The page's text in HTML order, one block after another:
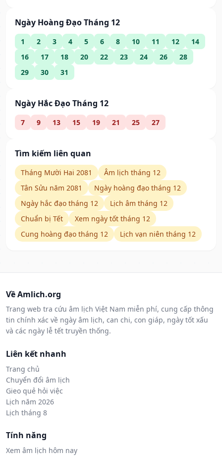
Ngày Hoàng Đạo Tháng 12
1 2 3 4 5 6 8 10 11 12
14
16
17 18 20 22 23 24 26
28
29
30 31
Ngày Hắc Đạo Tháng 12
7 9 13 15 19 21 25 27
Tìm kiếm liên quan
Tháng Mười Hai 2081
Âm lịch tháng 12
Tân Sửu năm 2081
Ngày hoàng đạo tháng 12
Ngày hắc đạo tháng 12
Lịch âm tháng 12
Chuẩn bị Tết
Xem ngày tốt tháng 12
Cung hoàng đạo tháng 12
Lịch vạn niên tháng 12
Về Amlich.org
Trang web tra cứu âm lịch Việt Nam miễn phí, cung cấp thông
tin chính xác về ngày âm lịch, can chi, con giáp, ngày tốt xấu
và các ngày lễ tết truyền thống.
Liên kết nhanh
Trang chủ
Chuyển đổi âm lịch
Gieo quẻ hỏi việc
Lịch năm 2026
Lịch tháng 8
Tính năng
Xem âm lịch hôm nay